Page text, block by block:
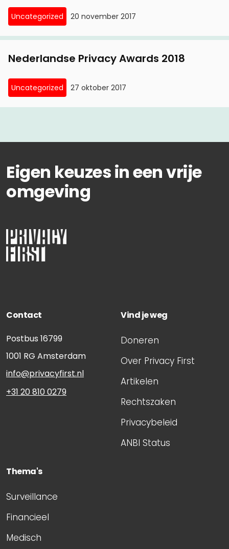
Uncategorized 20 november 2017
Nederlandse Privacy Awards 2018
Uncategorized 27 oktober 2017
Eigen keuzes in een vrije
omgeving
Contact
Postbus 16799
1001 RG Amsterdam
info@privacyfirst.nl
+31 20 810 0279
Vind je weg
Doneren
Over Privacy First
Artikelen
Rechtszaken
Privacybeleid
ANBI Status
Thema's
Surveillance
Financieel
Medisch